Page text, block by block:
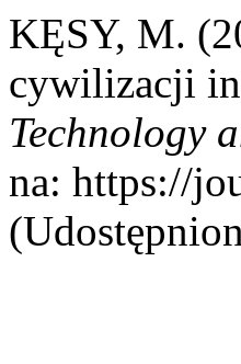
KĘSY, M.
cywilizacji
Technology
na: https://